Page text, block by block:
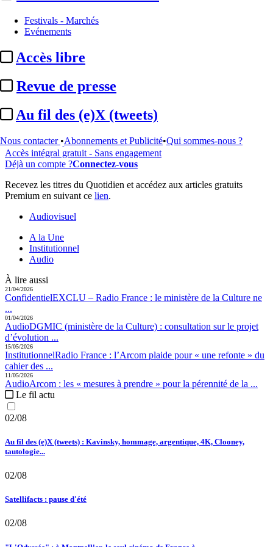
Festivals - Marchés
Evénements
Accès libre
Revue de presse
Au fil des (e)X (tweets)
Nous contacter •Abonnements et Publicité•Qui sommes-nous ?
Cet article est réservé à nos abonnés
99% reste à lire
formules d'abonnement.
Offre d'essai 8 jours
Accès intégral gratuit - Sans engagement
Déjà un compte ?Connectez-vous
Recevez les titres du Quotidien et accédez aux articles gratuits
Premium en suivant ce lien.
Audiovisuel
A la Une
Institutionnel
Audio
À lire aussi
21/04/2026
ConfidentielEXCLU – Radio France : le ministère de la Culture ne
...
01/04/2026
AudioDGMIC (ministère de la Culture) : consultation sur le projet
d’évolution ...
15/05/2026
InstitutionnelRadio France : l’Arcom plaide pour « une refonte » du
cahier des ...
11/05/2026
AudioArcom : les « mesures à prendre » pour la pérennité de la ...
Le fil actu
02/08
Au fil des (e)X (tweets) : Kavinsky, hommage, argentique, 4K, Clooney,
tautologie...
02/08
Satellifacts : pause d'été
02/08